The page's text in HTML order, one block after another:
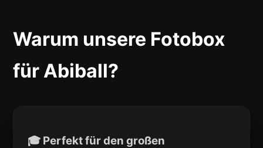
Warum unsere Fotobox
für Abiball?
🎓 Perfekt für den großen